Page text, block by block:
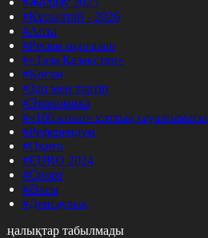
#Құрылтай - 2026
#Апта
#Ресми оқиғалар
#«Таза Қазақстан»
#Қоғам
#Заң мен тәртіп
#Экономика
#«100 кітап» ұлттық сауалнамасы
#Референдум
#Оқиға
#EURO 2024
#Спорт
#Әлем
#Денсаулық
табылмады